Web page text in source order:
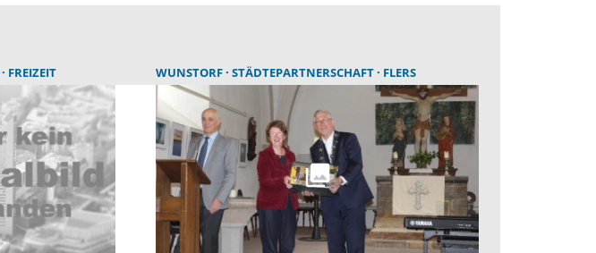
FREIZEIT WUNSTORF STÄDTEPARTNERSCHAFT FLERS